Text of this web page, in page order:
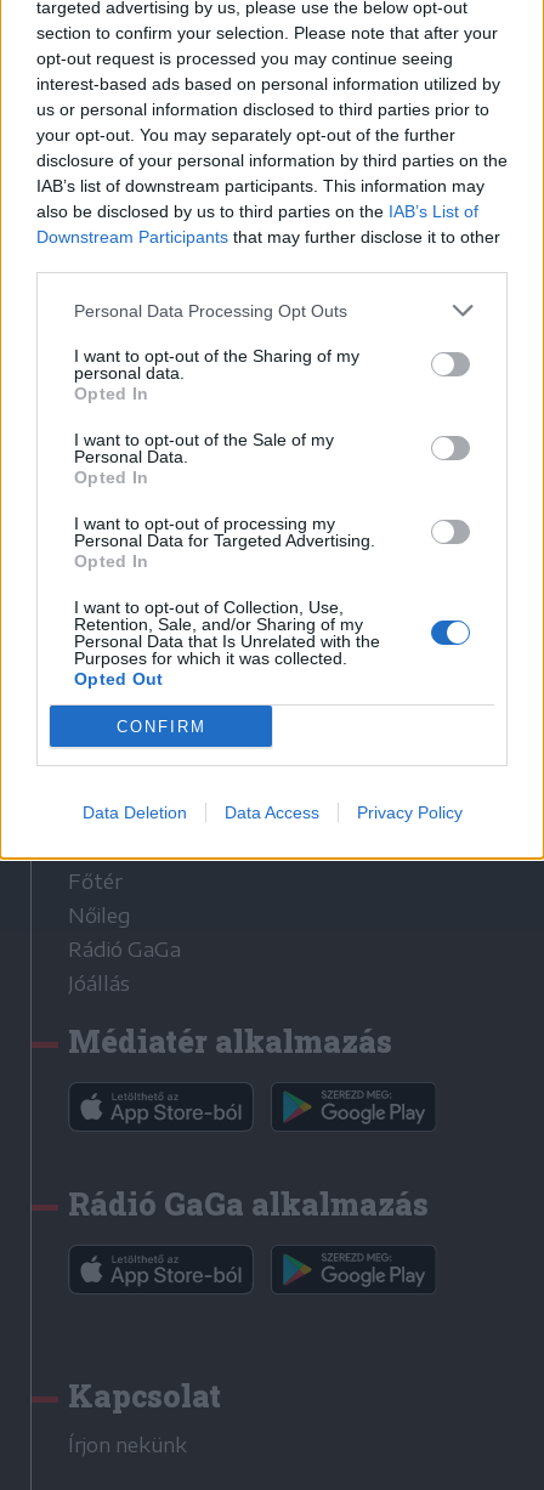
targeted advertising by us, please use the below opt-out
section to confirm your selection. Please note that after your
opt-out request is processed you may continue seeing
interest-based ads based on personal information utilized by
us or personal information disclosed to third parties prior to
your opt-out. You may separately opt-out of the further
disclosure of your personal information by third parties on the
IAB’s list of downstream participants. This information may
also be disclosed by us to third parties on the IAB’s List of
Downstream Participants that may further disclose it to other
Personal Data Processing Opt Outs
I want to opt-out of the Sharing of my
personal data.
Opted In
I want to opt-out of the Sale of my
Personal Data.
Opted In
I want to opt-out of processing my
Personal Data for Targeted Advertising.
Opted In
I want to opt-out of Collection, Use,
Retention, Sale, and/or Sharing of my
Personal Data that Is Unrelated with the
Purposes for which it was collected.
Opted Out
CONFIRM
Data Deletion Data Access Privacy Policy
Hasznos
Impresszum
Hozzászólási szabályzat
Nyomtatott lapjaink archívuma
Székely Hírmondó archívuma
Médiaajánlat
Látogatottsági adatok
Sütibeállítások
Médiatér
Székely Sport
Liget
Bihari Napló
Főtér
Nőileg
Rádió GaGa
Jóállás
Médiatér alkalmazás
Rádió GaGa alkalmazás
Kapcsolat
Írjon nekünk